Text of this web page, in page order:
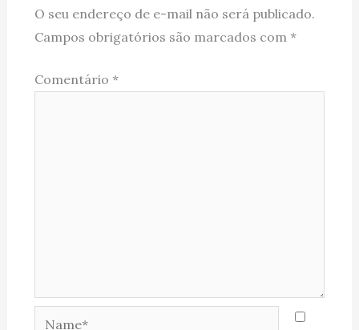
O seu endereço de e-mail não será publicado.
Campos obrigatórios são marcados com *
Comentário *
Name*